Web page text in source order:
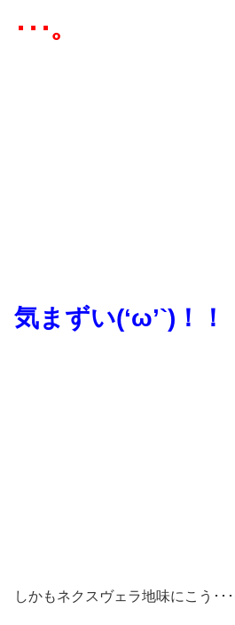
･･･。
気まずい(‘ω’`)！！
しかもネクスヴェラ地味にこう･･･